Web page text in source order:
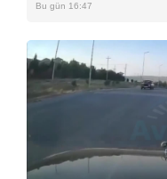
Bu gün 16:47